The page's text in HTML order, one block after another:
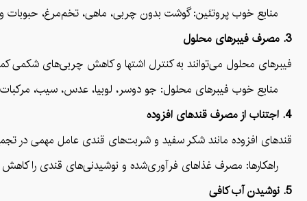
منابع خوب پروتئین: گوشت بدون چربی، ماهی، تخم‌مرغ،
3. مصرف فیبرهای محلول
فیبرهای محلول می‌توانند به کنترل اشتها و کاهش چربی‌های شکمی
منابع خوب فیبرهای محلول: جو دوسر، لوبیا، عدس، سیب،
4. اجتناب از مصرف قندهای افزوده
قندهای افزوده مانند شکر سفید و شربت‌های قندی عامل مهمی در
راهکارها: مصرف غذاهای فرآوری‌شده و نوشیدنی‌های قندی را کاهش
5. نوشیدن آب کافی